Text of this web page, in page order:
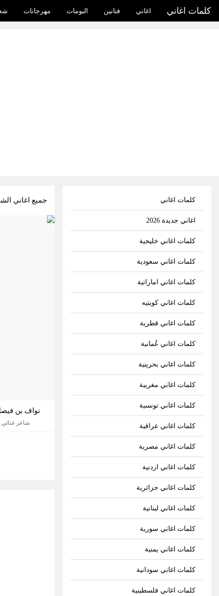
كلمات اغاني اغاني فنانين البومات مهرجانات
كلمات اغاني
اغاني جديدة 2026
كلمات اغاني خليجية
كلمات اغاني سعودية
كلمات اغاني اماراتية
كلمات اغاني كويتيه
كلمات اغاني قطرية
كلمات اغاني عُمانية
كلمات اغاني بحرينية
كلمات اغاني مغريبة
كلمات اغاني تونسية
كلمات اغاني عراقية
كلمات اغاني مصرية
كلمات اغاني اردنية
كلمات اغاني جزائرية
كلمات اغاني لبنانية
كلمات اغاني سورية
كلمات اغاني يمنية
كلمات اغاني سودانية
كلمات اغاني فلسطينية
جميع اغاني
نواف بن
شاعر غنائي - 9